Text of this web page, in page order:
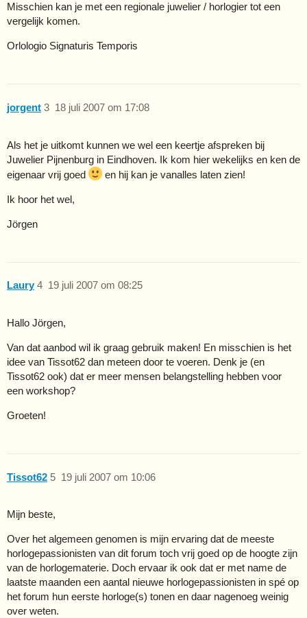
Misschien kan je met een regionale juwelier / horlogier tot een
vergelijk komen.
Orlologio Signaturis Temporis
jorgent 18 juli 2007 om 17:08
3
Als het je uitkomt kunnen we wel een keertje afspreken bij
Juwelier Pijnenburg in Eindhoven. Ik kom hier wekelijks en ken de
eigenaar vrij goed
en hij kan je vanalles laten zien!
Ik hoor het wel,
Jörgen
Laury 19 juli 2007 om 08:25
4
Hallo Jörgen,
Van dat aanbod wil ik graag gebruik maken! En misschien is het
idee van Tissot62 dan meteen door te voeren. Denk je (en
Tissot62 ook) dat er meer mensen belangstelling hebben voor
een workshop?
Groeten!
Tissot62 19 juli 2007 om 10:06
5
Mijn beste,
Over het algemeen genomen is mijn ervaring dat de meeste
horlogepassionisten van dit forum toch vrij goed op de hoogte zijn
van de horlogematerie. Doch ervaar ik ook dat er met name de
laatste maanden een aantal nieuwe horlogepassionisten in spé op
het forum hun eerste horloge(s) tonen en daar nagenoeg weinig
over weten.